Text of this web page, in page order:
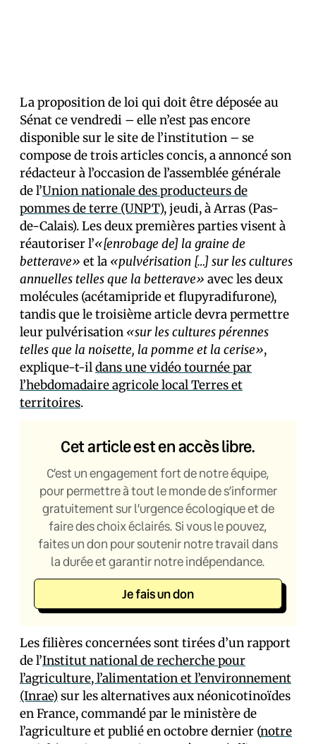
La proposition de loi qui doit être déposée au
Sénat ce vendredi – elle n’est pas encore
disponible sur le site de l’institution – se
compose de trois articles concis, a annoncé son
rédacteur à l’occasion de l’assemblée générale
de l’Union nationale des producteurs de
pommes de terre (UNPT), jeudi, à Arras (Pas-
de-Calais). Les deux premières parties visent à
réautoriser l’«[enrobage de] la graine de
betterave» et la «pulvérisation […] sur les cultures
annuelles telles que la betterave» avec les deux
molécules (acétamipride et flupyradifurone),
tandis que le troisième article devra permettre
leur pulvérisation «sur les cultures pérennes
telles que la noisette, la pomme et la cerise»,
explique-t-ildans une vidéo tournée par
l’hebdomadaire agricole local Terres et
territoires.
Cet article est en accès libre.
C’est un engagement fort de notre équipe,
pour permettre à tout le monde de s’informer
gratuitement sur l’urgence écologique et de
faire des choix éclairés. Si vous le pouvez,
faites un don pour soutenir notre travail dans
la durée et garantir notre indépendance.
Je fais un don
Les filières concernées sont tirées d’un rapport
de l’Institut national de recherche pour
l’agriculture, l’alimentation et l’environnement
(Inrae)sur les alternatives aux néonicotinoïdes
en France, commandé par le ministère de
l’agriculture et publié en octobre dernier (notre